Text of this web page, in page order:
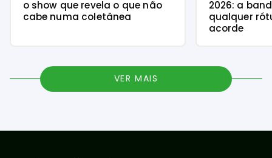
o show que revela o que não
cabe numa coletânea
2026: a
qualquer
acorde
VER MAIS